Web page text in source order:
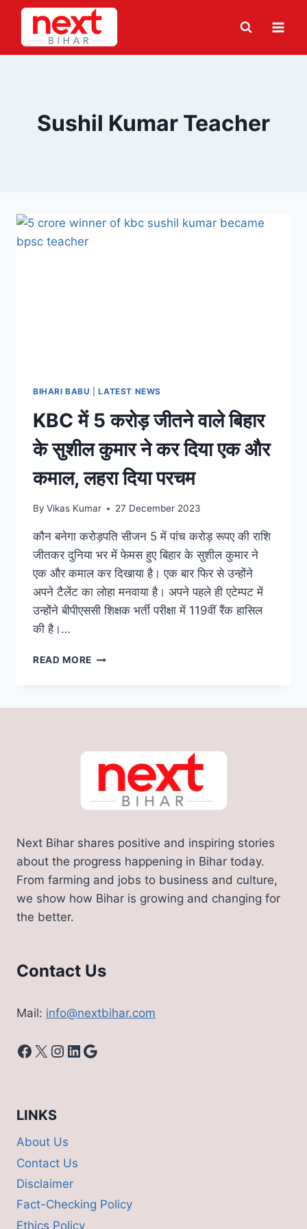
Skip
content
Sushil Kumar Teacher
BIHARI BABU |LATEST NEWS
KBC में 5 करोड़ जीतने वाले बिहार
के सुशील कुमार ने कर दिया एक और
कमाल, लहरा दिया परचम
By Vikas Kumar 27 December 2023
कौन बनेगा करोड़पति सीजन 5 में पांच करोड़ रूपए की राशि
जीतकर दुनिया भर में फेमस हुए बिहार के सुशील कुमार ने
एक और कमाल कर दिखाया है। एक बार फिर से उन्होंने
अपने टैलेंट का लोहा मनवाया है। अपने पहले ही एटेम्पट में
उन्होंने बीपीएससी शिक्षक भर्ती परीक्षा में 119वीं रैंक हासिल
की है।…
READ MORE KBC
सुशील
ने
एक
और
कमाल,
लहरा
दिया
Next Bihar shares positive and inspiring stories
about the progress happening in Bihar today.
From farming and jobs to business and culture,
we show how Bihar is growing and changing for
the better.
Contact Us
Mail: info@nextbihar.com
Facebook
X Instagram
LinkedIn
Google
LINKS
About Us
Contact Us
Disclaimer
Fact-Checking Policy
Ethics Policy